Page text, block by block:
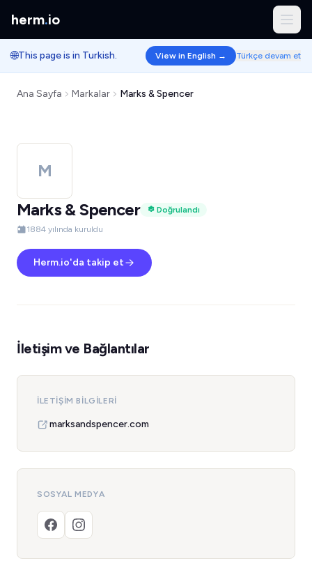
herm.io
🌐This page is in Turkish. View in English → Türkçe devam et
Ana Sayfa Markalar Marks & Spencer
M
Marks & Spencer
Doğrulandı
1884 yılında kuruldu
Herm.io'da takip et
İletişim ve Bağlantılar
İLETIŞIM BILGILERI
marksandspencer.com
SOSYAL MEDYA